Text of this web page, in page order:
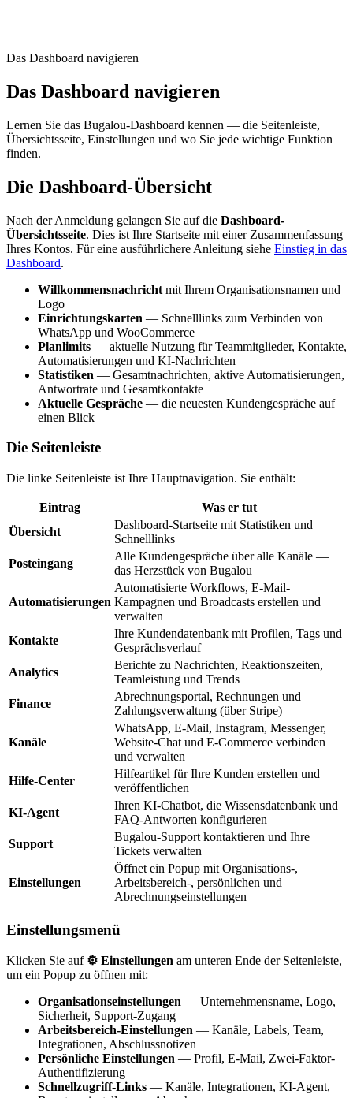
Das Dashboard navigieren
Das Dashboard navigieren
Lernen Sie das Bugalou-Dashboard kennen — die Seitenleiste,
Übersichtsseite, Einstellungen und wo Sie jede wichtige Funktion
finden.
Die Dashboard-Übersicht
Nach der Anmeldung gelangen Sie auf die Dashboard-
Übersichtsseite. Dies ist Ihre Startseite mit einer Zusammenfassung
Ihres Kontos. Für eine ausführlichere Anleitung siehe Einstieg in das
Dashboard.
Willkommensnachricht mit Ihrem Organisationsnamen und
Logo
Einrichtungskarten — Schnelllinks zum Verbinden von
WhatsApp und WooCommerce
Planlimits — aktuelle Nutzung für Teammitglieder, Kontakte,
Automatisierungen und KI-Nachrichten
Statistiken — Gesamtnachrichten, aktive Automatisierungen,
Antwortrate und Gesamtkontakte
Aktuelle Gespräche — die neuesten Kundengespräche auf
einen Blick
Die Seitenleiste
Die linke Seitenleiste ist Ihre Hauptnavigation. Sie enthält:
Eintrag
Was er tut
Übersicht
Dashboard-Startseite mit Statistiken und
Schnelllinks
Posteingang
Alle Kundengespräche über alle Kanäle —
das Herzstück von Bugalou
Automatisierungen
Automatisierte Workflows, E-Mail-
Kampagnen und Broadcasts erstellen und
verwalten
Kontakte
Ihre Kundendatenbank mit Profilen, Tags und
Gesprächsverlauf
Analytics
Berichte zu Nachrichten, Reaktionszeiten,
Teamleistung und Trends
Finance
Abrechnungsportal, Rechnungen und
Zahlungsverwaltung (über Stripe)
Kanäle
WhatsApp, E-Mail, Instagram, Messenger,
Website-Chat und E-Commerce verbinden
und verwalten
Hilfe-Center
Hilfeartikel für Ihre Kunden erstellen und
veröffentlichen
KI-Agent
Ihren KI-Chatbot, die Wissensdatenbank und
FAQ-Antworten konfigurieren
Support
Bugalou-Support kontaktieren und Ihre
Tickets verwalten
Einstellungen
Öffnet ein Popup mit Organisations-,
Arbeitsbereich-, persönlichen und
Abrechnungseinstellungen
Einstellungsmenü
Klicken Sie auf ⚙️ Einstellungen am unteren Ende der Seitenleiste,
um ein Popup zu öffnen mit:
Organisationseinstellungen — Unternehmensname, Logo,
Sicherheit, Support-Zugang
Arbeitsbereich-Einstellungen — Kanäle, Labels, Team,
Integrationen, Abschlussnotizen
Persönliche Einstellungen — Profil, E-Mail, Zwei-Faktor-
Authentifizierung
Schnellzugriff-Links — Kanäle, Integrationen, KI-Agent,